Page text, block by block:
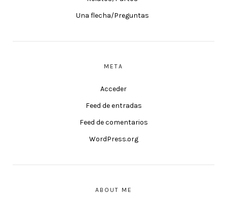
Una flecha/Preguntas
META
Acceder
Feed de entradas
Feed de comentarios
WordPress.org
ABOUT ME